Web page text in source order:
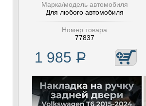
Марка/модель автомобиля
Для любого автомобиля
Номер товара
77837
1 985 Р